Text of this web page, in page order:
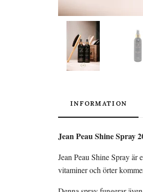
INFORMATION
Jean Peau Shine Spray
Jean Peau Shine Spray
vitaminer och örter